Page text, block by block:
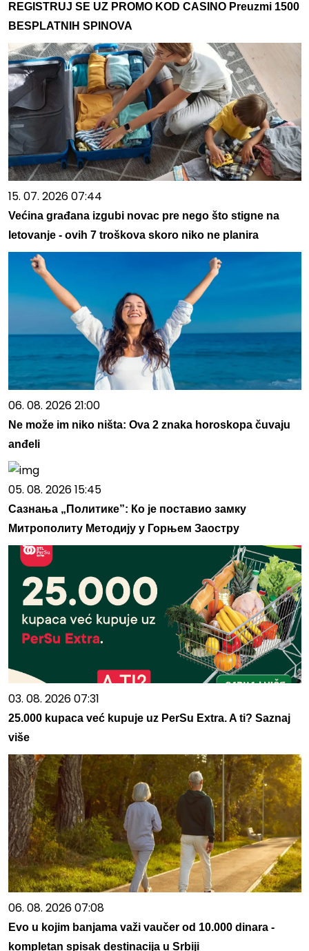
REGISTRUJ SE UZ PROMO KOD CASINO Preuzmi 1500
BESPLATNIH SPINOVA
15. 07. 2026 07:44
Većina građana izgubi novac pre nego što stigne na
letovanje - ovih 7 troškova skoro niko ne planira
06. 08. 2026 21:00
Ne može im niko ništa: Ova 2 znaka horoskopa čuvaju
anđeli
05. 08. 2026 15:45
Сазнања „Политике”: Ко је поставио замку
Митрополиту Методију у Горњем Заостру
03. 08. 2026 07:31
25.000 kupaca već kupuje uz PerSu Extra. A ti? Saznaj
više
06. 08. 2026 07:08
Evo u kojim banjama važi vaučer od 10.000 dinara -
kompletan spisak destinacija u Srbiji